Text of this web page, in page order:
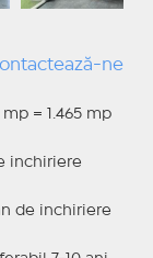
ne
= 1.465 mp
inchiriere
de inchiriere